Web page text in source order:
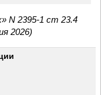
N 2395-1 ст 23.4
2026)